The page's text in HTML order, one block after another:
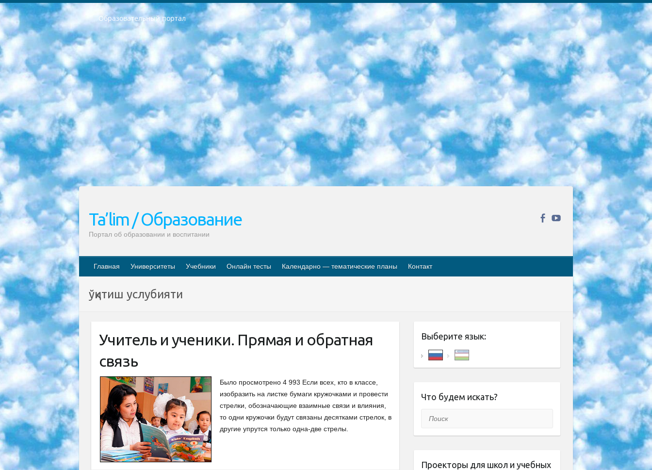
Образовательный портал
РЕСПУБЛИКА УЗБЕКИСТАН МИНИСТРЕРСТВО ДОШКОЛЬНОГО И ШКОЛЬНОГО ОБРАЗОВАНИЯ КОМАНДА в общеобразовательных учреждениях в 2023-2024 учебном году организация и проведение итоговой государственной аттестации обучающихся о Министра дошкольного и школьного образования Республики Узбекистан от 4 марта 2008 года (постановлением Минюста от 20 марта 2008 года № 1778 государственной регистрации) «Итоговое состояние учащихся общего среднего образования на основании положения об утверждении положения об аттестации общего среднего образования выпускной экзамен студентов в образовательных учреждениях в 2023-2024 учебном году В целях организации и прохождения аттестации приказываю: 1. Следующее: перечень предметов, по которым будет проводиться итоговая государственная аттестация и экзамен формы перевода согласно приложению 1; сертификаты международного образца, оценивающие уровень владения иностранными языками перечень согласно приложению 2; 2. Педагогический при специализированных образовательных учреждениях. научно-практический центр квалификации и международной оценки (Д.Давидова) 2024 г. До 25 марта: задания по предметам, по которым будет проводиться итоговая аттестация разработка и утверждение технических условий; итоговая аттестация на основании разработанного предметного задания разработка вопросов по предметам (устно и письменно), экзамен передача; общеобразовательные средние школы и специальные учебные заведения учащиеся выпускных классов школ и интернатов в агентской системе подготовка базы данных экзаменационных материалов и критериев оценки; перевод базы экзаменационных материалов на все языки обучения подать в Республиканский образовательный центр для изготовления; варианты экзаменов на основе разработанных контрольных материалов пусть будут поставлены задачи формирования. 3. Республиканский образовательный центр (Ш.Худайкулов) до 5 апреля 2024 года. до: база данных предоставленных экзаменационных материалов на все языки обучения перевод и экспертиза; для слепых, слабовидящих, глухих, слабослышащих и умственно отсталых детей учащиеся выпускных классов специализированных школ и школ-интернатов база данных экзаменационных материалов на всех преподаваемых языках подготовка критериев оценки; специализированные школы для умственно отсталых детей и технологии для учащихся выпускных классов школ-интернатов разработка соответствующих рекомендаций и критериев проведения ЕГЭ по естествознанию давать задания. 4. Педагогический при специализированных образовательных учреждениях. Научно-практический центр навыков и международной оценки (Д.Давидова), Республика образовательный центр (Худайкулов Ш.) итоговый государственный аттестационный экзамен ориентирован на творческое и логическое мышление при подготовке базы материалов учитывать введение заданий. 5. Следует отметить, что: сертификат государственного образца о знании общеобразовательного предмета и как минимум национальный уровень B1 по предметам на иностранных языках, указанным в Приложении 2. или международно признанный сертификат эквивалентного уровня студенты, изучающие определенный предмет, освобождаются от экзамена; по соответствующим предметам запланирована итоговая государственная аттестация за день до дня, путем жеребьевки Рабочей группой (в письменной форме по предметам, проводимым в форме) из числа сформированных вариантов выбрано 2 варианта; 2 выбранных варианта экзамена анонсированы на официальном сайте министерства и все выпускники по всей стране на основе этих вариантов проводит итоговую государственную аттестацию. 6. Государственное образование учащихся средних общеобразовательных учреждений. знания в соответствии с квалификационными требованиями, которые необходимо приобрести на основании стандартов итоговый (выпускной) контроль для 9 и 11 классов в целях тестирования Экзамены (далее – экзамены) состоят из предметов, перечисленных в приложении 1. будет сделано. 7. Экзамены пройдут с 26 мая по 15 июня 2024 г. (кроме науки физического воспитания). 8. Физическая для учащихся 9 классов общесредних образовательных учреждений. Экзамены по предмету «Образование, квалификация медицина» 1-6 мая 2024 года. сотрудники перевести под присмотр (с отклонениями в физическом или умственном развитии) специализированная школа для детей, школы-интернаты и со сколиозом школы-интернаты санаторного типа для больных детей исключены). 9. Он был слепым, слабовидящим и имел нарушения опорно-двигательного аппарата. экзамены в специализированных школах и интернатах для детей должны проводиться исходя из требований, предъявляемых к общеобразовательным учреждениям (физкультура кроме науки). 10. Специализированная школа для глухих и слабослышащих детей. и экзамены в интернатах и быть реализован в виде письменного теста по математике. 11. Специальность для умственно отсталых детей. Для 9 класса Родной язык и литературное письмо Государственный язык (язык обучения – узбекский). для неклассов) написано Математическое письмо Письменная/устная история Узбекистана Физическое воспитание практично Итоговый контроль Для 11 класса Написание родного языка и литературы (эссе) Математическое письмо Узбекский язык (обучение на узбекском языке) не посещающее общее среднее образование для учреждений)/Образовательное учреждение выбор письменный и устный Иностранный язык письменный/устный Письменная/устная история Узбекистана *По выбору студента:  Химия  Физика  Основы государственного права  География 10 бесплатных образовательных ресурсов - Мы составили подборку онлайн-проектов с интерактивными упражнениями, видеолекциями и статьями. Они помогут вам обрести новые и освежить старые знания бесплатно. 1. «ИНТУИТ» Старейшая образовательная площадка Рунета. Здесь вы найдёте сотни текстовых и видеокурсов на десятки различных тем — от программирования до психологии. Многие курсы подготовлены российскими университетами и крупными международными компаниями вроде Intel и Microsoft. Самостоятельное обучение бесплатное, но желающие могут оплатить услуги персональных наставников. 2. «Смартия» знакомит с актуальными профессиями и подсказывает, как им обучаться. Выбрав заинтересовавшую вас специальность — SMM-специалист, фотограф, веб-дизайнер или другую, — увидите список необходимых для неё умений. Чтобы вы могли освоить их самостоятельно, для каждого умения площадка отображает подборку ссылок на учебные материалы. Хотя «Смартия» ориентируется на русскоязычную аудиторию, часть контента всё же доступна только на английском. 3. «Лекторий Физтеха» Проект Московского физико-технического института (Физтеха). С его помощью вы можете смотреть онлайн серии лекций, записанные на видео в этом вузе. В числе доступных предметов — физика, биология, химия, информационные технологии и другие. К некоторым лекциям администрация ресурса прилагает готовые конспекты, которые можно скачивать в PDF-формате. 4. ITMOcourses Онлайн-площадка Санкт-Петербургского национального исследовательского университета информационных технологий, механики и оптики (ИТМО). Ресурс предоставляет свободный доступ к курсам, разработанным в этом вузе. Каталог материалов разбит на четыре категории: «Оптические системы и технологии», «Приборостроение и робототехника», «Информационные технологии» и «Биотехнологии». Курсы состоят из видеолекций, интерактивных демонстраций и заданий. 5. «КиберЛенинка» Электронная научная библиотека открытого доступа. Каталог площадки регулярно обрастает текстами статей из различных научных изданий. Сгруппированные по журналам и рубрикам публикации можно читать онлайн или скачивать целиком в PDF-формате. Проект нацелен на популяризацию науки за счёт открытого доступа к качественной информации. 6. «ПостНаука» На этом ресурсе публикуют подборки видеолекций, составленные экспертами из разных отраслей и объединённые общими темами. Среди них, к примеру, есть серии «Биоинформатика и геномика», «Культура средневековой Скандинавии» и Cinema Studies о теории кино. Каждая подборка лекций — логически связанная история, рассказанная экспертом от первого лица. Кроме того, на сайте появляются научно-образовательные статьи и тесты на разные темы. 7. «Newочём» Команда проекта «Newочём» отбирает самые интересные тексты из англоязычных СМИ и переводит те из них, за которые голосуют участники сообщества «ВКонтакте». По большей части это научно-популярные статьи. Редакторы придумывают лишь заголовки, в остальном содержание переводов соответствует оригиналам. Полные тексты можно читать прямо в социальной сети. 8. InternetUrok Онлайн-база материалов по основным дисциплинам школьной программы. Информация на сайте структурирована по классам, предметам и темам (урокам). Каждый урок состоит из видеолекций и конспектов. Есть также интерактивные тренажёры и тесты для закрепления пройденного материала. Даже если вы давно окончили школу, возможность повторить программу старших классов всегда может пригодиться. 9. Edutainme Ещё один ресурс об образовании. В отличие от Newtonew, как мне кажется, Edutainme больше ориентируется на представителей индустрии: педагогов, предпринимателей, разработчиков образовательных проектов. Но и любой, кто просто стремится к саморазвитию, найдёт на сайте много полезного и интересного для себя. Например, информацию о новых курсах и образовательных сервисах. 10. Newtonew Онлайн-медиа об образовании и обучении в широком смысле. Авторы Newtonew пишут об инструментах, заведениях, тактиках и стратегиях, которые помогают учить других и получать новые знания самостоятельно. На этой площадке вы найдёте новости, обзоры, аналитические мат
Ta’lim / Образование
Портал об образовании и воспитании
Главная Университеты Учебники Онлайн тесты Календарно — тематические планы Контакт
ўқитиш услубияти
Учитель и ученики. Прямая и обратная
связь
Было просмотрено 4 993 Если всех, кто в классе,
изобразить на листке бумаги кружочками и провести
стрелки, обозначающие взаимные связи и влияния,
то одни кружочки будут связаны десятками стрелок, в
другие упрутся только одна-две стрелы.​​​​​​​​​​​​​​
Выберите язык:
Что будем искать?
Поиск
Проекторы для школ и учебных